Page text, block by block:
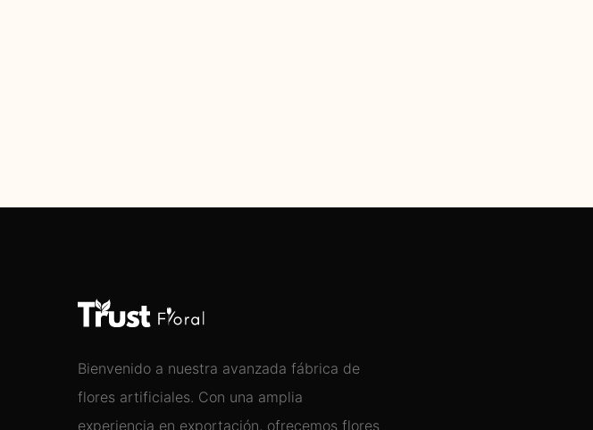
Bienvenido a nuestra avanzada fábrica de
flores artificiales. Con una amplia
experiencia en exportación, ofrecemos flores